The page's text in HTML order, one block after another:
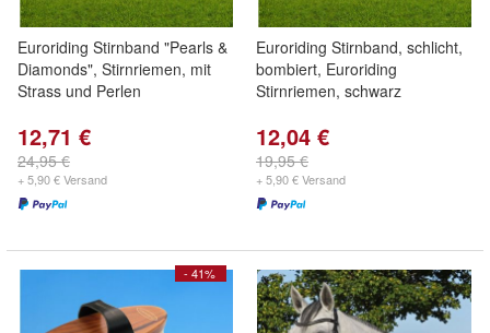
Euroriding Stirnband "Pearls &
Diamonds", Stirnriemen, mit
Strass und Perlen
12,71 €
24,95 €
+ 5,90 € Versand
Euroriding Stirnband, schlicht,
bombiert, Euroriding
Stirnriemen, schwarz
12,04 €
19,95 €
+ 5,90 € Versand
- 41%